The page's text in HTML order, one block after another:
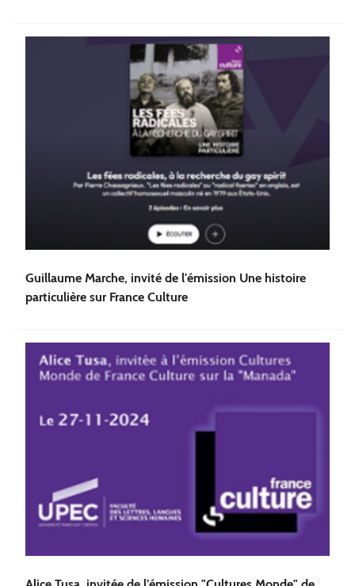
Guillaume Marche, invité de l'émission Une histoire
particulière sur France Culture